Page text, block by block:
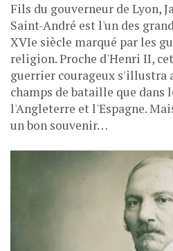
Fils du gouverneur de Lyon,
Saint-André est l'un des
XVIe siècle marqué par les
religion. Proche d'Henri II,
guerrier courageux s'illustra
champs de bataille que dans
l'Angleterre et l'Espagne.
un bon souvenir…